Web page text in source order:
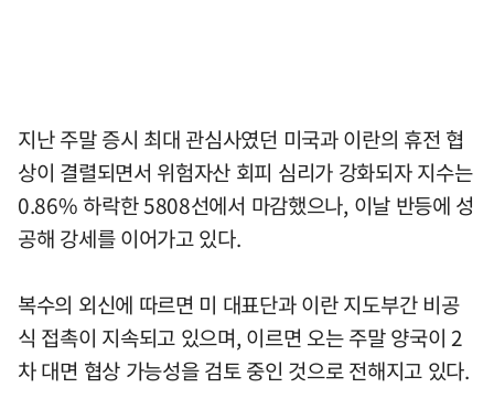
지난 주말 증시 최대 관심사였던 미국과 이란의 휴전 협
상이 결렬되면서 위험자산 회피 심리가 강화되자 지수는
0.86% 하락한 5808선에서 마감했으나, 이날 반등에 성
공해 강세를 이어가고 있다.
복수의 외신에 따르면 미 대표단과 이란 지도부간 비공
식 접촉이 지속되고 있으며, 이르면 오는 주말 양국이 2
차 대면 협상 가능성을 검토 중인 것으로 전해지고 있다.